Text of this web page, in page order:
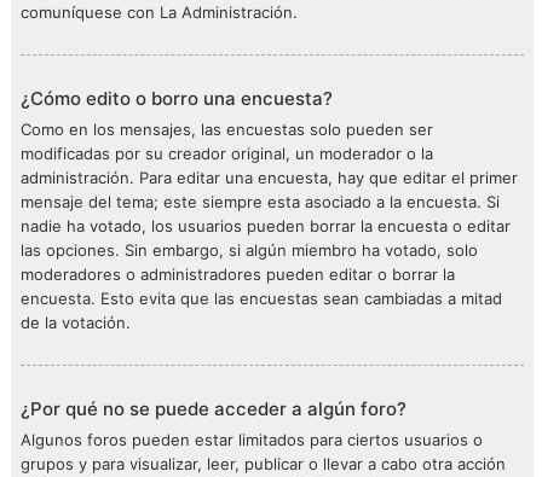
comuníquese con La Administración.
¿Cómo edito o borro una encuesta?
Como en los mensajes, las encuestas solo pueden ser
modificadas por su creador original, un moderador o la
administración. Para editar una encuesta, hay que editar el primer
mensaje del tema; este siempre esta asociado a la encuesta. Si
nadie ha votado, los usuarios pueden borrar la encuesta o editar
las opciones. Sin embargo, si algún miembro ha votado, solo
moderadores o administradores pueden editar o borrar la
encuesta. Esto evita que las encuestas sean cambiadas a mitad
de la votación.
¿Por qué no se puede acceder a algún foro?
Algunos foros pueden estar limitados para ciertos usuarios o
grupos y para visualizar, leer, publicar o llevar a cabo otra acción